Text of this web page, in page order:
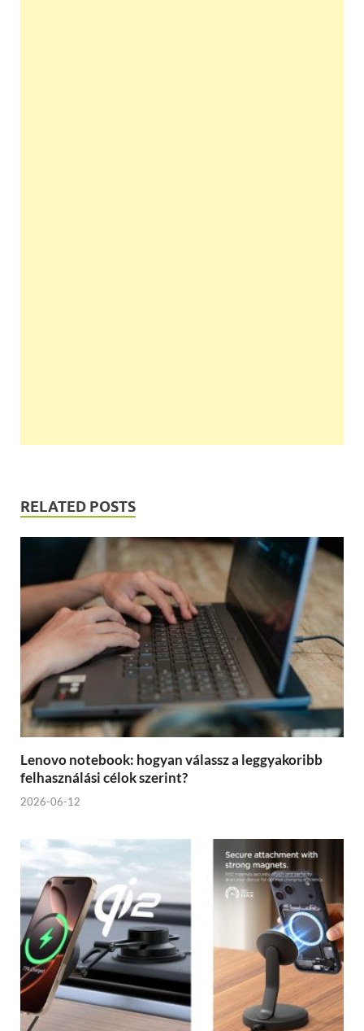
RELATED POSTS
Lenovo notebook: hogyan válassz a leggyakoribb
felhasználási célok szerint?
2026-06-12